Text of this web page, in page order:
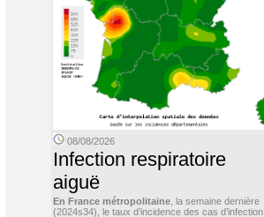
08/08/2026
Infection respiratoire
aiguë
En France métropolitaine , la semaine dernière
(2024s34), le taux d’incidence des cas d’infection